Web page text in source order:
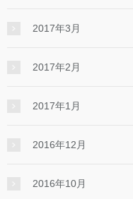
2017年3月
2017年2月
2017年1月
2016年12月
2016年10月